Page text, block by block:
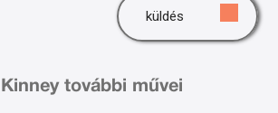
küldés
további művei